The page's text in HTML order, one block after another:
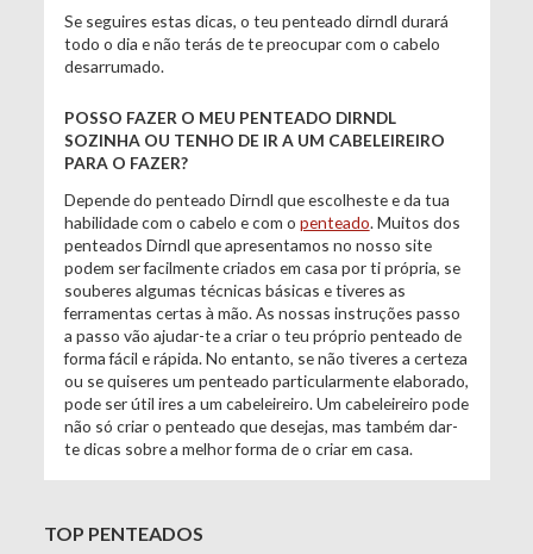
Se seguires estas dicas, o teu penteado dirndl durará
todo o dia e não terás de te preocupar com o cabelo
desarrumado.
POSSO FAZER O MEU PENTEADO DIRNDL
SOZINHA OU TENHO DE IR A UM CABELEIREIRO
PARA O FAZER?
Depende do penteado Dirndl que escolheste e da tua
habilidade com o cabelo e com o penteado. Muitos dos
penteados Dirndl que apresentamos no nosso site
podem ser facilmente criados em casa por ti própria, se
souberes algumas técnicas básicas e tiveres as
ferramentas certas à mão. As nossas instruções passo
a passo vão ajudar-te a criar o teu próprio penteado de
forma fácil e rápida. No entanto, se não tiveres a certeza
ou se quiseres um penteado particularmente elaborado,
pode ser útil ires a um cabeleireiro. Um cabeleireiro pode
não só criar o penteado que desejas, mas também dar-
te dicas sobre a melhor forma de o criar em casa.
TOP PENTEADOS